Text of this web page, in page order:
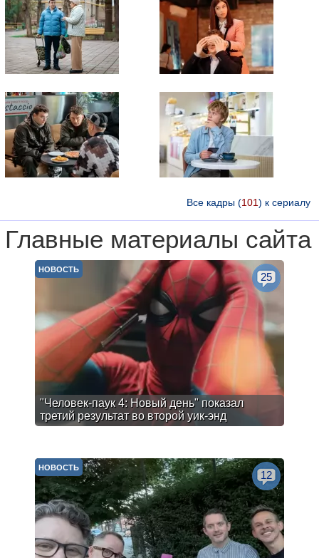
Все кадры (101) к сериалу
Главные материалы сайта
"Человек-паук 4: Новый день" показал
третий результат во второй уик-энд
НОВОСТЬ
25
НОВОСТЬ
12